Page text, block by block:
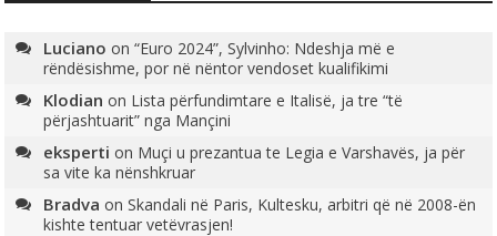
Luciano on“Euro 2024”, Sylvinho: Ndeshja më e
rëndësishme, por në nëntor vendoset kualifikimi
Klodian on Lista përfundimtare e Italisë, ja tre “të
përjashtuarit” nga Mançini
eksperti on Muçi u prezantua te Legia e Varshavës, ja për
sa vite ka nënshkruar
Bradva onSkandali në Paris, Kultesku, arbitri që në 2008-ën
kishte tentuar vetëvrasjen!